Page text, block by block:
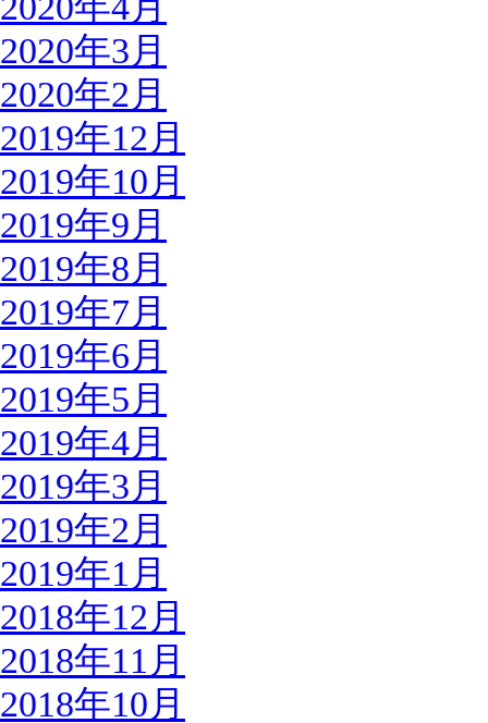
2020年3月
2020年2月
2019年12月
2019年10月
2019年9月
2019年8月
2019年7月
2019年6月
2019年5月
2019年4月
2019年3月
2019年2月
2019年1月
2018年12月
2018年11月
2018年10月